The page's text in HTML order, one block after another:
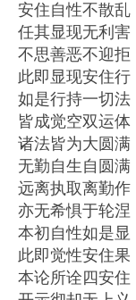
安住自性不散乱
任其显现无利害
不思善恶不迎拒
此即显现安住行
如是行持一切法
皆成觉空双运体
诸法皆为大圆满
无勤自生自圆满
远离执取离勤作
亦无希惧于轮涅
本初自性如是显
此即觉性安住果
本论所诠四安住